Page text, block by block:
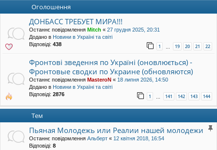
Оголошення
ДОНБАСС ТРЕБУЕТ МИРА!!!
Останнє повідомлення Mitch « 27 грудня 2025, 20:31
Додано в Новини в Україні та світі
Відповіді: 438 1 … 19 20 21 22
Фронтові зведення по Україні (оновлюється) -
Фронтовые сводки по Украине (обновляются)
Останнє повідомлення MasteroN « 18 липня 2026, 14:50
Додано в Новини в Україні та світі
Відповіді: 2876 1 … 141 142 143 144
Тем
Пьяная Молодежь или Реалии нашей молодежи
Останнє повідомлення Альберт « 12 квітня 2018, 16:54
Відповіді: 8